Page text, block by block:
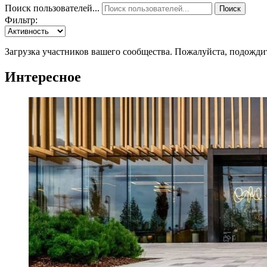
Поиск пользователей... Поиск
Фильтр:
Загрузка участников вашего сообщества. Пожалуйста,
Интересное